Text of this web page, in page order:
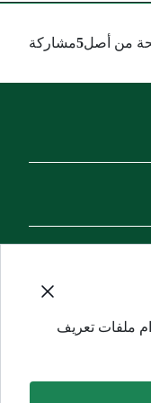
ملفات تعريف
من أصل5مشاركة